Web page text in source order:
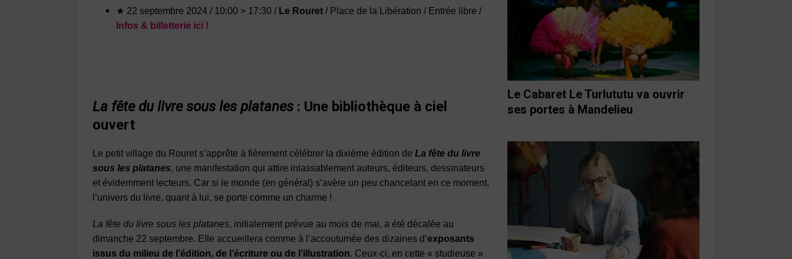
★ 22 septembre 2024 / 10:00 > 17:30 / Le Rouret / Place de la Libération / Entrée libre /
Infos & billetterie ici !
La fête du livre sous les platanes : Une bibliothèque à ciel
ouvert
Le petit village du Rouret s’apprête à fièrement célébrer la dixième édition de La fête du livre
sous les platanes, une manifestation qui attire inlassablement auteurs, éditeurs, dessinateurs
et évidemment lecteurs. Car si le monde (en général) s’avère un peu chancelant en ce moment,
l’univers du livre, quant à lui, se porte comme un charme !
La fête du livre sous les platanes, initialement prévue au mois de mai, a été décalée au
dimanche 22 septembre. Elle accueillera comme à l’accoutumée des dizaines d’exposants
issus du milieu de l’édition, de l’écriture ou de l’illustration. Ceux-ci, en cette « studieuse »
Le Cabaret Le Turlututu va ouvrir
ses portes à Mandelieu